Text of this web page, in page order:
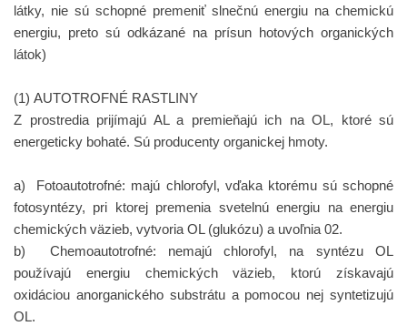
látky, nie sú schopné premeniť slnečnú energiu na chemickú
energiu, preto sú odkázané na prísun hotových organických
látok)
(1) AUTOTROFNÉ RASTLINY
Z prostredia prijímajú AL a premieňajú ich na OL, ktoré sú
energeticky bohaté. Sú producenty organickej hmoty.
a) Fotoautotrofné: majú chlorofyl, vďaka ktorému sú schopné
fotosyntézy, pri ktorej premenia svetelnú energiu na energiu
chemických väzieb, vytvoria OL (glukózu) a uvoľnia 02.
b) Chemoautotrofné: nemajú chlorofyl, na syntézu OL
používajú energiu chemických väzieb, ktorú získavajú
oxidáciou anorganického substrátu a pomocou nej syntetizujú
OL.